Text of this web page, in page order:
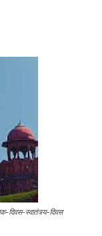
स्वातंत्र्य-दिवस